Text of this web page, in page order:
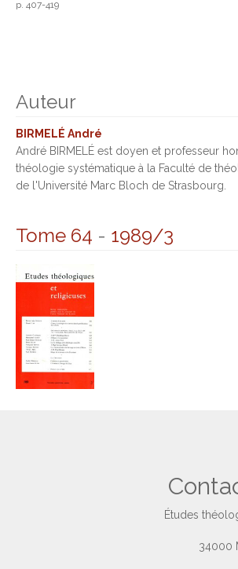
p. 407-419
Auteur
BIRMELÉ André
André BIRMELÉ est doyen et professeur
théologie systématique à la Faculté de
de l'Université Marc Bloch de Strasbourg.
Tome 64 - 1989/3
Études
34000